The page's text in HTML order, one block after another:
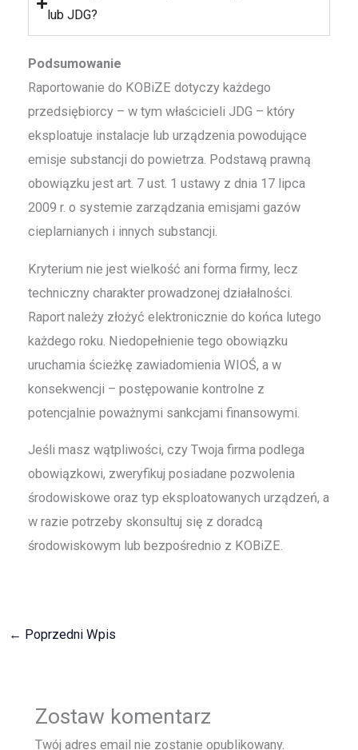
lub JDG?
Podsumowanie
Raportowanie do KOBiZE dotyczy każdego
przedsiębiorcy – w tym właścicieli JDG – który
eksploatuje instalacje lub urządzenia powodujące
emisje substancji do powietrza. Podstawą prawną
obowiązku jest art. 7 ust. 1 ustawy z dnia 17 lipca
2009 r. o systemie zarządzania emisjami gazów
cieplarnianych i innych substancji.
Kryterium nie jest wielkość ani forma firmy, lecz
techniczny charakter prowadzonej działalności.
Raport należy złożyć elektronicznie do końca lutego
każdego roku. Niedopełnienie tego obowiązku
uruchamia ścieżkę zawiadomienia WIOŚ, a w
konsekwencji – postępowanie kontrolne z
potencjalnie poważnymi sankcjami finansowymi.
Jeśli masz wątpliwości, czy Twoja firma podlega
obowiązkowi, zweryfikuj posiadane pozwolenia
środowiskowe oraz typ eksploatowanych urządzeń, a
w razie potrzeby skonsultuj się z doradcą
środowiskowym lub bezpośrednio z KOBiZE.
← Poprzedni Wpis
Zostaw komentarz
Twój adres email nie zostanie opublikowany.